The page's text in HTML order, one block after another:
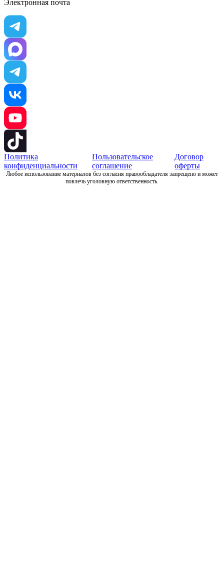
Электронная почта
Политика
конфиденциальности
Пользовательское
соглашение
Договор
оферты
Любое использование материалов без согласия правообладателя запрещено и может
повлечь уголовную ответственность.